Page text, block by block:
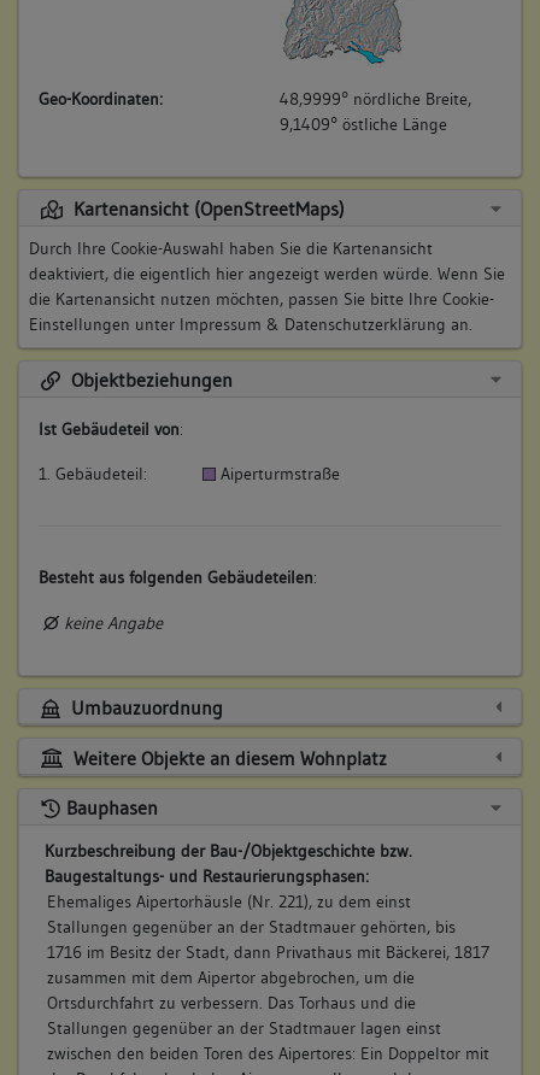
Geo-Koordinaten:
48,9999° nördliche Breite,
9,1409° östliche Länge
Kartenansicht (OpenStreetMaps)
Durch Ihre Cookie-Auswahl haben Sie die Kartenansicht
deaktiviert, die eigentlich hier angezeigt werden würde. Wenn Sie
die Kartenansicht nutzen möchten, passen Sie bitte Ihre Cookie-
Einstellungen unter Impressum & Datenschutzerklärung an.
Objektbeziehungen
Ist Gebäudeteil von:
1. Gebäudeteil: Aiperturmstraße
Besteht aus folgenden Gebäudeteilen:
keine Angabe
Umbauzuordnung
Weitere Objekte an diesem Wohnplatz
Bauphasen
Kurzbeschreibung der Bau-/Objektgeschichte bzw.
Baugestaltungs- und Restaurierungsphasen:
Ehemaliges Aipertorhäusle (Nr. 221), zu dem einst
Stallungen gegenüber an der Stadtmauer gehörten, bis
1716 im Besitz der Stadt, dann Privathaus mit Bäckerei, 1817
zusammen mit dem Aipertor abgebrochen, um die
Ortsdurchfahrt zu verbessern. Das Torhaus und die
Stallungen gegenüber an der Stadtmauer lagen einst
zwischen den beiden Toren des Aipertores: Ein Doppeltor mit